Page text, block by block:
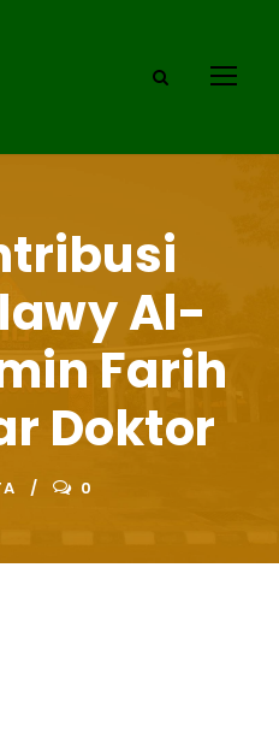
Al-
Farih
Doktor
0